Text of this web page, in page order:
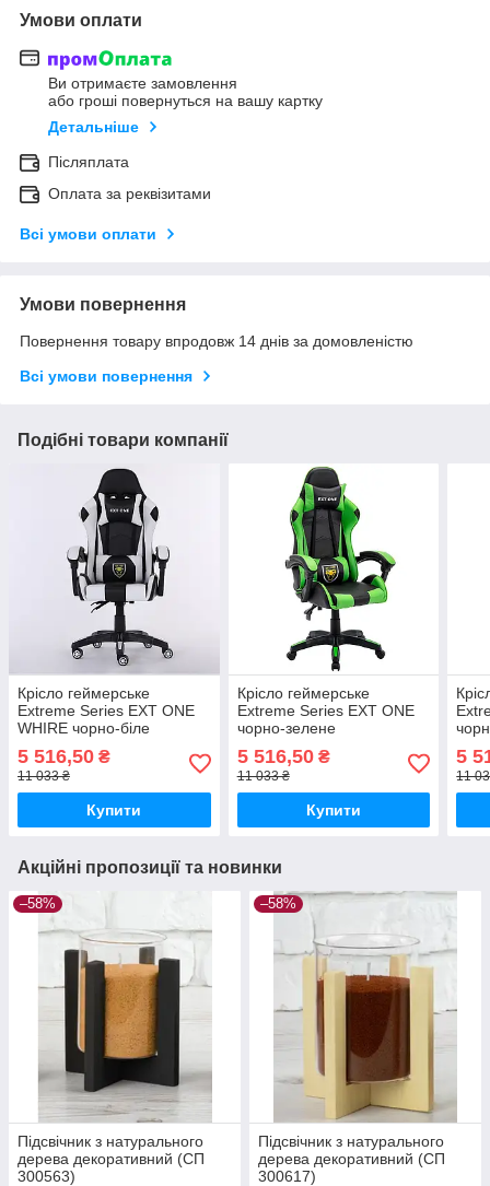
Умови оплати
Ви отримаєте замовлення
або гроші повернуться на вашу картку
Детальніше
Післяплата
Оплата за реквізитами
Всі умови оплати
Умови повернення
Повернення товару впродовж 14 днів за домовленістю
Всі умови повернення
Подібні товари компанії
Крісло геймерське
Extreme Series EXT ONE
WHIRE чорно-біле
5 516,50 ₴
11 033 ₴
Купити
Крісло геймерське
Extreme Series EXT ONE
чорно-зелене
5 516,50₴
11 033 ₴
Купити
5
11
Акційні пропозиції та новинки
–58%
Підсвічник з натурального
дерева декоративний (СП
300563)
–58%
Підсвічник з натурального
дерева декоративний (СП
300617)